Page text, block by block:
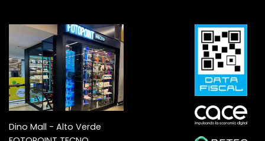
Dino Mall - Alto Verde